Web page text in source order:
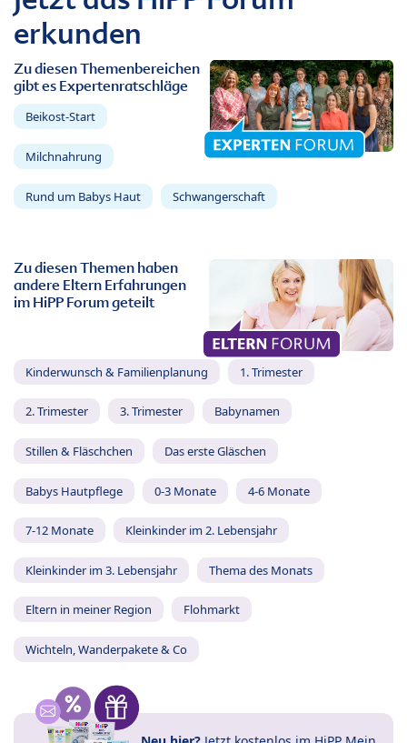
erkunden
Zu diesen Themenbereichen
gibt es Expertenratschläge
Beikost-Start
Milchnahrung
Rund um Babys Haut Schwangerschaft
Zu diesen Themen haben
andere Eltern Erfahrungen
im HiPP Forum geteilt
Kinderwunsch & Familienplanung 1. Trimester
2. Trimester 3. Trimester Babynamen
Stillen & Fläschchen Das erste Gläschen
Babys Hautpflege 0-3 Monate 4-6 Monate
7-12 Monate Kleinkinder im 2. Lebensjahr
Kleinkinder im 3. Lebensjahr Thema des Monats
Eltern in meiner Region Flohmarkt
Wichteln, Wanderpakete & Co